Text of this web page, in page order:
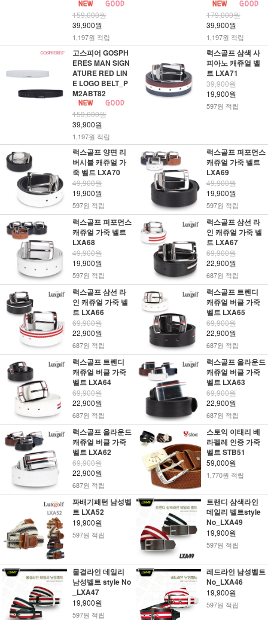
159,000원
39,900원
1,197원 적립
179,000원
39,900원
1,197원 적립
고스피어 GOSPH
ERES MAN SIGN
ATURE RED LIN
E LOGO BELT_P
M2ABT82
159,000원
39,900원
1,197원 적립
럭스골프 삼색 사
피아노 캐쥬얼 벨
트 LXA71
39,900원
19,900원
597원 적립
럭스골프 양면 리
버시블 캐쥬얼 가
죽 벨트 LXA70
49,900원
19,900원
597원 적립
럭스골프 퍼포먼스
캐쥬얼 가죽 벨트
LXA69
49,900원
19,900원
597원 적립
럭스골프 퍼포먼스
캐쥬얼 가죽 벨트
LXA68
49,900원
19,900원
597원 적립
럭스골프 삼선 라
인 캐쥬얼 가죽 벨
트 LXA67
69,900원
22,900원
687원 적립
럭스골프 삼선 라
인 캐쥬얼 가죽 벨
트 LXA66
69,900원
22,900원
687원 적립
럭스골프 트렌디
캐쥬얼 버클 가죽
벨트 LXA65
69,900원
22,900원
687원 적립
럭스골프 트렌디
캐쥬얼 버클 가죽
벨트 LXA64
69,900원
22,900원
687원 적립
럭스골프 올라운드
캐쥬얼 버클 가죽
벨트 LXA63
69,900원
22,900원
687원 적립
럭스골프 올라운드
캐쥬얼 버클 가죽
벨트 LXA62
69,900원
22,900원
687원 적립
스토익 이태리 베
라펠레 인증 가죽
벨트 STB51
59,000원
1,770원 적립
꽈배기패턴 남성벨
트 LXA52
19,900원
597원 적립
트랜디 삼색라인
데일리 벨트style
No_LXA49
19,900원
597원 적립
물결라인 데일리
남성벨트 style No
_LXA47
19,900원
597원 적립
레드라인 남성벨트
No_LXA46
19,900원
597원 적립